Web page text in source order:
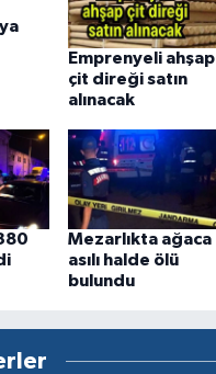
Emprenyeli ahşap
çit direği satın
alınacak
Mezarlıkta ağaca
asılı halde ölü
bulundu